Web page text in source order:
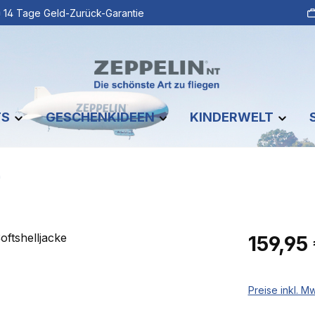
14 Tage Geld-Zurück-Garantie
GESCHENKIDEEN KINDERWELT
Regulärer
159,95
Preise inkl.